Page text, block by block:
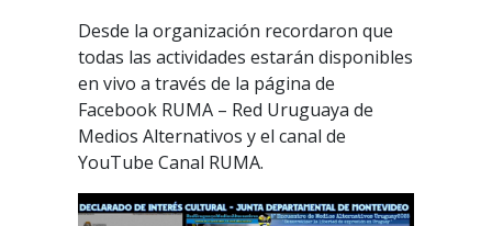
Desde la organización recordaron que
todas las actividades estarán disponibles
en vivo a través de la página de
Facebook RUMA – Red Uruguaya de
Medios Alternativos y el canal de
YouTube Canal RUMA.